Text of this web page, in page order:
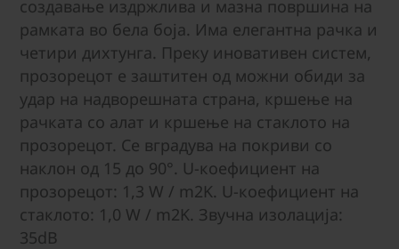
создавање издржлива и мазна површина на
рамката во бела боја. Има елегантна рачка и
четири дихтунга. Преку иновативен систем,
прозорецот е заштитен од можни обиди за
удар на надворешната страна, кршење на
рачката со алат и кршење на стаклото на
прозорецот. Се вградува на покриви со
наклон од 15 до 90°. U-коефициент на
прозорецот: 1,3 W / m2K. U-коефициент на
стаклото: 1,0 W / m2K. Звучна изолација:
35dB